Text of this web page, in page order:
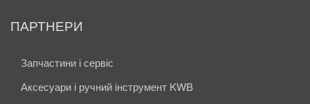
ПАРТНЕРИ
Запчастини і сервіс
Аксесуари і ручний інструмент KWB